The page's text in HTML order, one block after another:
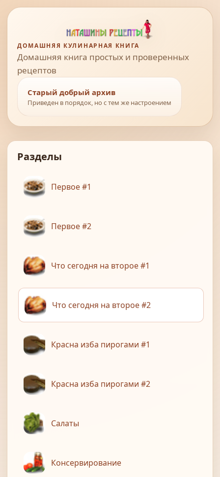
ДОМАШНЯЯ КУЛИНАРНАЯ КНИГА
Домашняя книга простых и проверенных
рецептов
Старый добрый архив
Приведен в порядок, но с тем же настроением
Разделы
Первое #1
Первое #2
Что сегодня на второе #1
Что сегодня на второе #2
Красна изба пирогами #1
Красна изба пирогами #2
Салаты
Консервирование